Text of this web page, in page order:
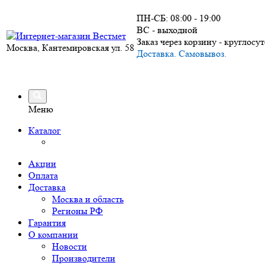
Москва, Кантемировская ул. 58
ПН-СБ: 08:00 - 19:00
ВС - выходной
Заказ через корзину -
Доставка. Самовывоз.
Меню
Каталог
Акции
Оплата
Доставка
Москва и область
Регионы РФ
Гарантия
О компании
Новости
Производители